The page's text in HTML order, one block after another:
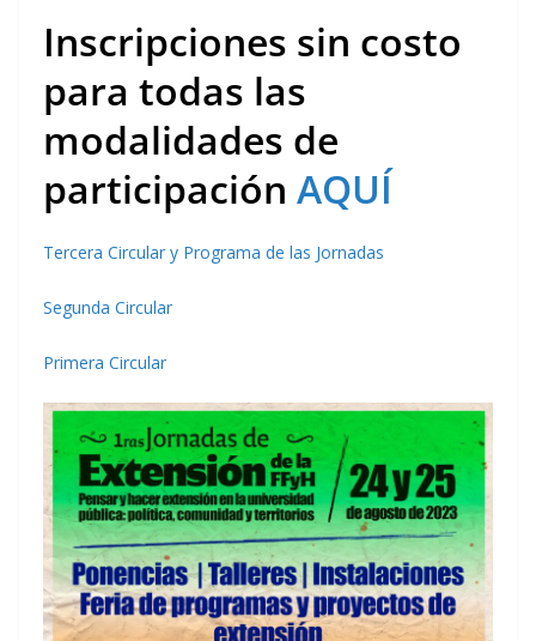
Inscripciones sin costo
para todas las
modalidades de
participación AQUÍ
Tercera Circular y Programa de las Jornadas
Segunda Circular
Primera Circular